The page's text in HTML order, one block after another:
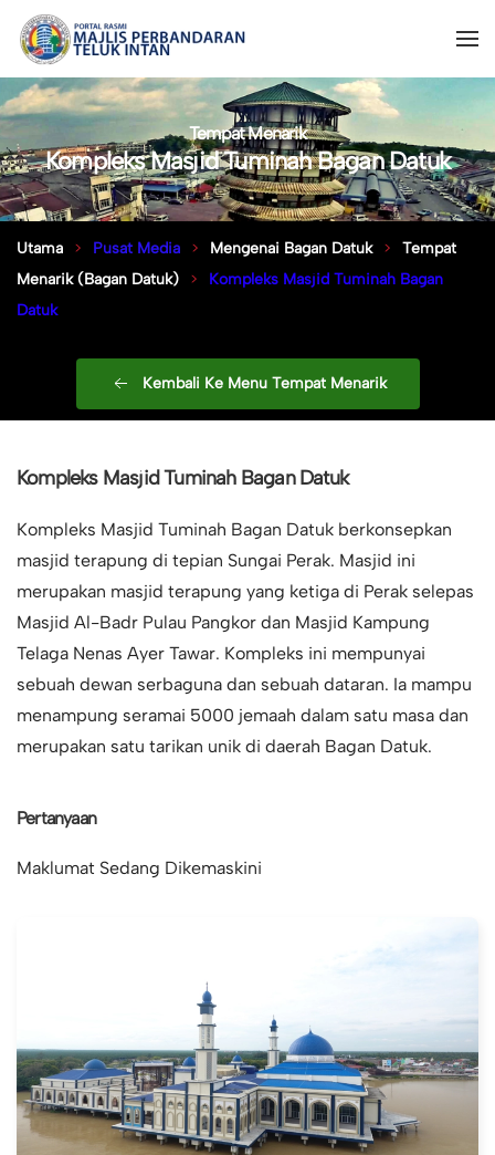
Tempat Menarik
Kompleks Masjid Tuminah Bagan Datuk
Utama Pusat Media Mengenai Bagan Datuk
Tempat
Menarik (Bagan Datuk)
Kompleks Masjid Tuminah Bagan
Datuk
Kembali Ke Menu Tempat Menarik
Kompleks Masjid Tuminah Bagan Datuk
Kompleks Masjid Tuminah Bagan Datuk berkonsepkan
masjid terapung di tepian Sungai Perak. Masjid ini
merupakan masjid terapung yang ketiga di Perak selepas
Masjid Al-Badr Pulau Pangkor dan Masjid Kampung
Telaga Nenas Ayer Tawar. Kompleks ini mempunyai
sebuah dewan serbaguna dan sebuah dataran. Ia mampu
menampung seramai 5000 jemaah dalam satu masa dan
merupakan satu tarikan unik di daerah Bagan Datuk.
Pertanyaan
Maklumat Sedang Dikemaskini